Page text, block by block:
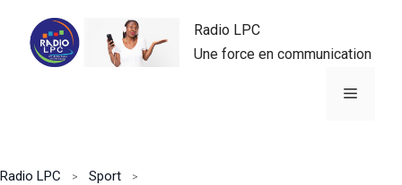
contenu
Radio LPC
Une force en communication
Menu
Radio LPC
Sport